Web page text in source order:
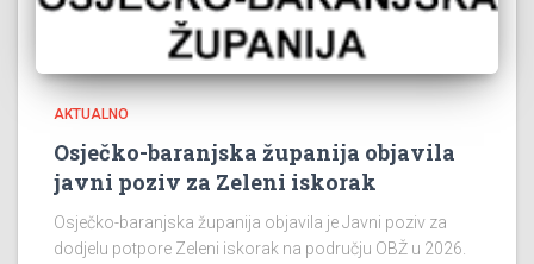
AKTUALNO
Osječko-baranjska županija objavila
javni poziv za Zeleni iskorak
Osječko-baranjska županija objavila je Javni poziv za
dodjelu potpore Zeleni iskorak na području OBŽ u 2026.